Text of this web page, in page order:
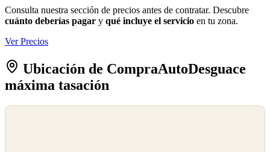
Consulta nuestra sección de precios antes de contratar. Descubre
cuánto deberías pagar y qué incluye el servicio en tu zona.
Ver Precios
Ubicación de CompraAutoDesguace
máxima tasación